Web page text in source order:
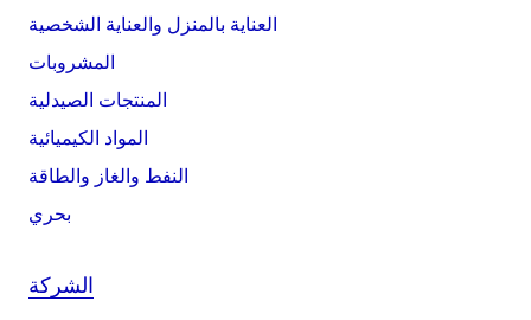
العناية بالمنزل والعناية الشخصية
المشروبات
المنتجات الصيدلية
المواد الكيميائية
النفط والغاز والطاقة
بحري
الشركة